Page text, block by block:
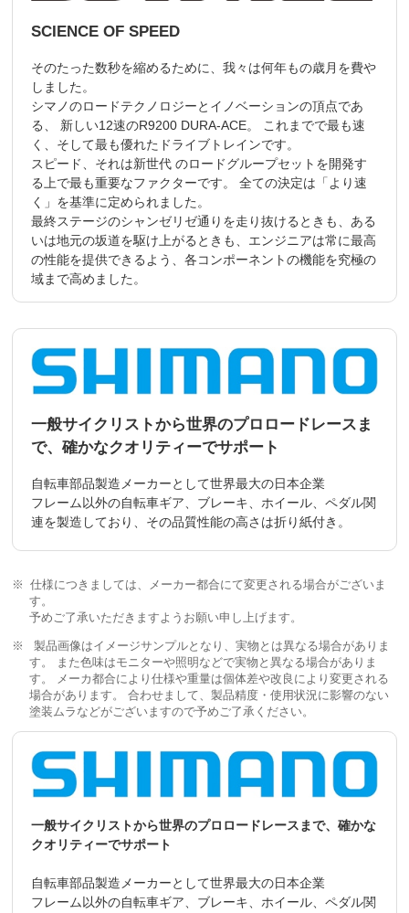
SCIENCE OF SPEED
そのたった数秒を縮めるために、我々は何年もの歳月を費や
しました。
シマノのロードテクノロジーとイノベーションの頂点であ
る、 新しい12速のR9200 DURA-ACE。 これまでで最も速
く、そして最も優れたドライブトレインです。
スピード、それは新世代 のロードグループセットを開発す
る上で最も重要なファクターです。 全ての決定は「より速
く」を基準に定められました。
最終ステージのシャンゼリゼ通りを走り抜けるときも、ある
いは地元の坂道を駆け上がるときも、エンジニアは常に最高
の性能を提供できるよう、各コンポーネントの機能を究極の
域まで高めました。
一般サイクリストから世界のプロロードレースま
で、確かなクオリティーでサポート
自転車部品製造メーカーとして世界最大の日本企業
フレーム以外の自転車ギア、ブレーキ、ホイール、ペダル関
連を製造しており、その品質性能の高さは折り紙付き。
仕様につきましては、メーカー都合にて変更される場合がございま
す。
予めご了承いただきますようお願い申し上げます。
製品画像はイメージサンプルとなり、実物とは異なる場合がありま
す。 また色味はモニターや照明などで実物と異なる場合がありま
す。 メーカ都合により仕様や重量は個体差や改良により変更される
場合があります。 合わせまして、製品精度・使用状況に影響のない
塗装ムラなどがございますので予めご了承ください。
一般サイクリストから世界のプロロードレースまで、確かな
クオリティーでサポート
自転車部品製造メーカーとして世界最大の日本企業
フレーム以外の自転車ギア、ブレーキ、ホイール、ペダル関